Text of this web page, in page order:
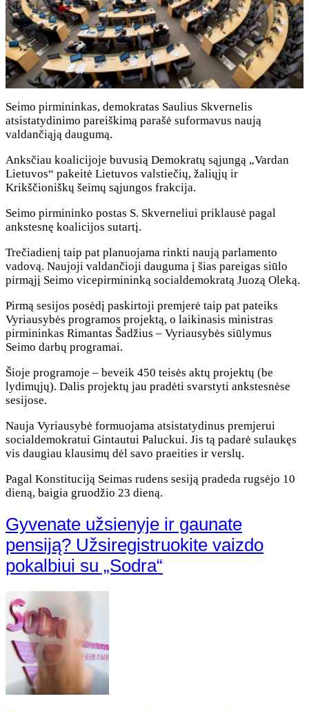
Seimo pirmininkas, demokratas Saulius Skvernelis
atsistatydinimo pareiškimą parašė suformavus naują
valdančiąją daugumą.
Anksčiau koalicijoje buvusią Demokratų sąjungą „Vardan
Lietuvos“ pakeitė Lietuvos valstiečių, žaliųjų ir
Krikščioniškų šeimų sąjungos frakcija.
Seimo pirmininko postas S. Skverneliui priklausė pagal
ankstesnę koalicijos sutartį.
Trečiadienį taip pat planuojama rinkti naują parlamento
vadovą. Naujoji valdančioji dauguma į šias pareigas siūlo
pirmąjį Seimo vicepirmininką socialdemokratą Juozą Oleką.
Pirmą sesijos posėdį paskirtoji premjerė taip pat pateiks
Vyriausybės programos projektą, o laikinasis ministras
pirmininkas Rimantas Šadžius – Vyriausybės siūlymus
Seimo darbų programai.
Šioje programoje – beveik 450 teisės aktų projektų (be
lydimųjų). Dalis projektų jau pradėti svarstyti ankstesnėse
sesijose.
Nauja Vyriausybė formuojama atsistatydinus premjerui
socialdemokratui Gintautui Paluckui. Jis tą padarė sulaukęs
vis daugiau klausimų dėl savo praeities ir verslų.
Pagal Konstituciją Seimas rudens sesiją pradeda rugsėjo 10
dieną, baigia gruodžio 23 dieną.
Gyvenate užsienyje ir gaunate
pensiją? Užsiregistruokite vaizdo
pokalbiui su „Sodra“